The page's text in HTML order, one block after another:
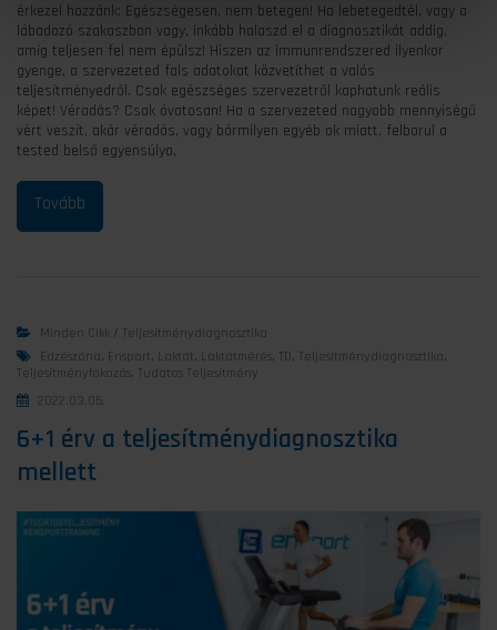
érkezel hozzánk: Egészségesen, nem betegen! Ha lebetegedtél, vagy a
lábadozó szakaszban vagy, inkább halaszd el a diagnosztikát addig,
amíg teljesen fel nem épülsz! Hiszen az immunrendszered ilyenkor
gyenge, a szervezeted fals adatokat közvetíthet a valós
teljesítményedről. Csak egészséges szervezetről kaphatunk reális
képet! Véradás? Csak óvatosan! Ha a szervezeted nagyobb mennyiségű
vért veszít, akár véradás, vagy bármilyen egyéb ok miatt, felborul a
tested belső egyensúlya,
Minden Cikk / Teljesítménydiagnosztika
Edzészóna, Ensport , Laktát , Laktátmérés, TD , Teljesítménydiagnosztika,
Teljesítményfokozás, Tudatos Teljesítmény
2022.03.05.
6+1 érv a teljesítménydiagnosztika
mellett